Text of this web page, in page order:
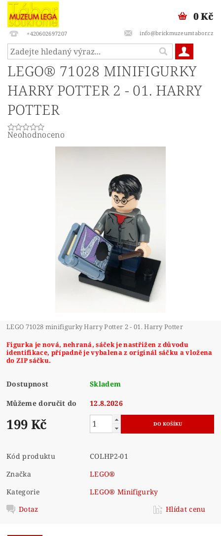
+420602697207 info@brickmuzeumtabor.cz
0 Kč
LEGO® 71028 MINIFIGURKY
HARRY POTTER 2 - 01. HARRY
POTTER
Neohodnoceno
LEGO 71028 minifigurky Harry Potter 2 - 01. Harry Potter
Figurka je nová, nehraná, sáček je nastřižen z důvodu
identifikace, případně je vybalena z originál sáčku a vložena
do ZIP sáčku.
Dostupnost Skladem
Můžeme doručit do 12.8.2026
199 Kč
Kód produktu
COLHP2-01
Značka
LEGO®
Kategorie
LEGO® Minifigurky
Dotaz
Hlídat cenu